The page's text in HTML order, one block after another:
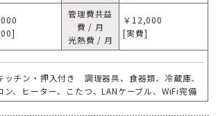
管理費共益
費 / 月
光熱費 / 月
￥12,000
[実費]
ッチン・押入付き 調理器具、食器類、冷蔵庫、
ン、ヒーター、こたつ、LANケーブル、WiFi完備